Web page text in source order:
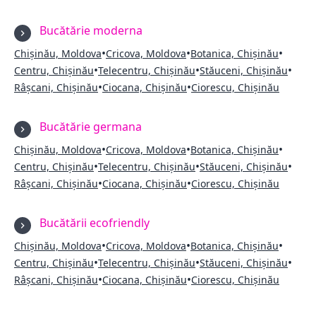
Bucătărie moderna
Chișinău, Moldova•Cricova, Moldova•Botanica, Chișinău•
Centru, Chișinău•Telecentru, Chișinău•Stăuceni, Chișinău•
Râșcani, Chișinău•Ciocana, Chișinău•Ciorescu, Chișinău
Bucătărie germana
Chișinău, Moldova•Cricova, Moldova•Botanica, Chișinău•
Centru, Chișinău•Telecentru, Chișinău•Stăuceni, Chișinău•
Râșcani, Chișinău•Ciocana, Chișinău•Ciorescu, Chișinău
Bucătării ecofriendly
Chișinău, Moldova•Cricova, Moldova•Botanica, Chișinău•
Centru, Chișinău•Telecentru, Chișinău•Stăuceni, Chișinău•
Râșcani, Chișinău•Ciocana, Chișinău•Ciorescu, Chișinău